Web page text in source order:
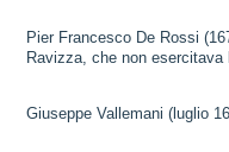
Pier Francesco De Rossi
Ravizza, che non esercitava
Giuseppe Vallemani (luglio